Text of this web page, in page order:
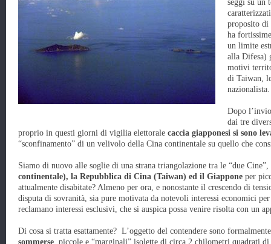
seggi su un
proposito di
ha
un limite
alla Difesa)
motivi
di Taiwan,
nazionalista.
Dopo
dai tre
proprio in questi giorni di vigilia elettorale caccia giapponesi si sono
“sconfinamento” di un velivolo della Cina continentale su quello che
Siamo di nuovo alle soglie di una strana triangolazione tra le “due Cine”,
continentale), la Repubblica di Cina (Taiwan) ed il Giappone per
attualmente disabitate? Almeno per ora, e nonostante il crescendo di
disputa di sovranità, sia pure motivata da notevoli interessi economici
reclamano interessi esclusivi, che si auspica possa venire risolta con un
Di cosa si tratta esattamente? L’oggetto del contendere sono formalmente
sommerse, piccole e “marginali” isolette di circa 2 chilometri quadrati